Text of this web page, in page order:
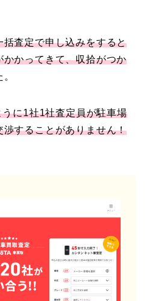
括査定で申し込みをすると
かってきて、収拾がつか
うに1社1社査定員が駐車場
することがありません！